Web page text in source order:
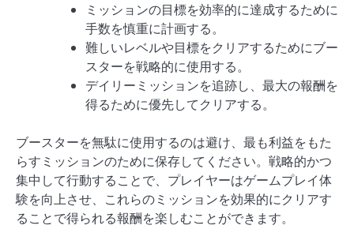
ミッションの目標を効率的に達成するために
手数を慎重に計画する。
難しいレベルや目標をクリアするためにブー
スターを戦略的に使用する。
デイリーミッションを追跡し、最大の報酬を
得るために優先してクリアする。
ブースターを無駄に使用するのは避け、最も利益をもた
らすミッションのために保存してください。戦略的かつ
集中して行動することで、プレイヤーはゲームプレイ体
験を向上させ、これらのミッションを効果的にクリアす
ることで得られる報酬を楽しむことができます。